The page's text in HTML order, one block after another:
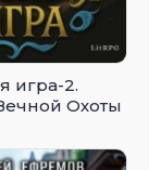
игра-2.
Охоты